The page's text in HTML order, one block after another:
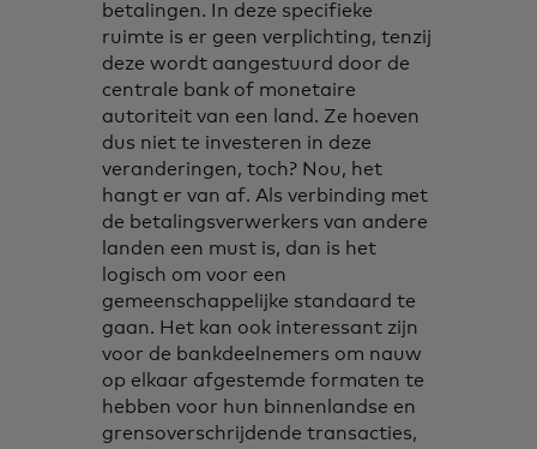
betalingen. In deze specifieke
ruimte is er geen verplichting, tenzij
deze wordt aangestuurd door de
centrale bank of monetaire
autoriteit van een land. Ze hoeven
dus niet te investeren in deze
veranderingen, toch? Nou, het
hangt er van af. Als verbinding met
de betalingsverwerkers van andere
landen een must is, dan is het
logisch om voor een
gemeenschappelijke standaard te
gaan. Het kan ook interessant zijn
voor de bankdeelnemers om nauw
op elkaar afgestemde formaten te
hebben voor hun binnenlandse en
grensoverschrijdende transacties,